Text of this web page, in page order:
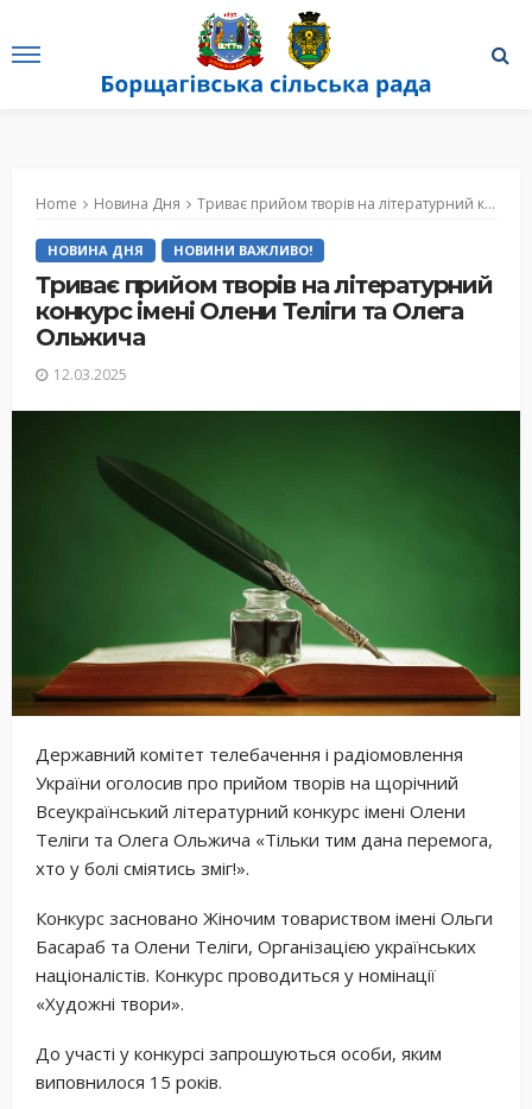
Home Новина Дня Триває прийом творів на літературний конкурс імені Олени Теліги та Олега Ольжича
НОВИНА ДНЯ НОВИНИ ВАЖЛИВО!
Триває прийом творів на літературний
конкурс імені Олени Теліги та Олега
Ольжича
12.03.2025
Державний комітет телебачення і радіомовлення
України оголосив про прийом творів на щорічний
Всеукраїнський літературний конкурс імені Олени
Теліги та Олега Ольжича «Тільки тим дана перемога,
хто у болі сміятись зміг!».
Конкурс засновано Жіночим товариством імені Ольги
Басараб та Олени Теліги, Організацією українських
націоналістів. Конкурс проводиться у номінації
«Художні твори».
До участі у конкурсі запрошуються особи, яким
виповнилося 15 років.